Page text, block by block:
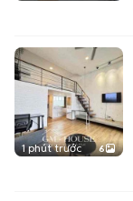
1 phút trước 6